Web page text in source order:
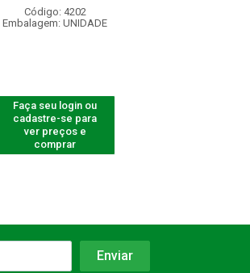
Código: 4202
Embalagem: UNIDADE
Faça seu login ou
cadastre-se para
ver preços e
comprar